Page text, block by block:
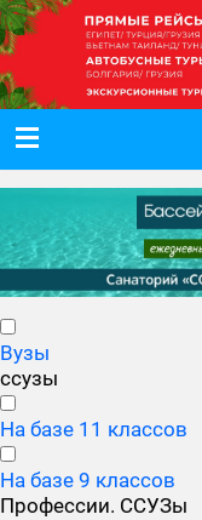
Вузы
ссузы
На базе 11 классов
На базе 9 классов
Профессии. ССУЗы